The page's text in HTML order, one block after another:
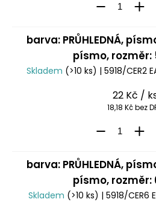
barva: PRŮHLEDNÁ,
písmo, rozměr:
Skladem (>10 ks) | 5918/CER2
22 Kč /
18,18 Kč bez
barva: PRŮHLEDNÁ,
písmo, rozměr:
Skladem (>10 ks) | 5918/CER6